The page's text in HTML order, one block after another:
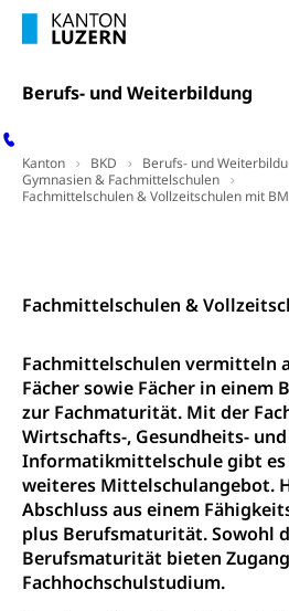
Berufs- und Weiterbildung
Kanton BKD Berufs- und
Gymnasien & Fachmittelschulen
Fachmittelschulen & Vollzeitschulen mit BM
Fachmittelschulen &
Fachmittelschulen vermitteln
Fächer sowie Fächer in einem
zur Fachmaturität. Mit der
Wirtschafts-, Gesundheits- und
Informatikmittelschule gibt es
weiteres Mittelschulangebot.
Abschluss aus einem
plus Berufsmaturität. Sowohl
Berufsmaturität bieten
Fachhochschulstudium.
Freiwilliger
Universität
Kindergarten, Kinderkrippe,
Kindergarten &
Konsumentenrechte,
Konsumentenorganisation,
regionale Erschöpfung,
internationale Erschöpfung,
Cassis-deDijon-Prinzip
Krankenversicherung
Unfallversicherung,
Krankheit, Unfall,
Krankenkasse